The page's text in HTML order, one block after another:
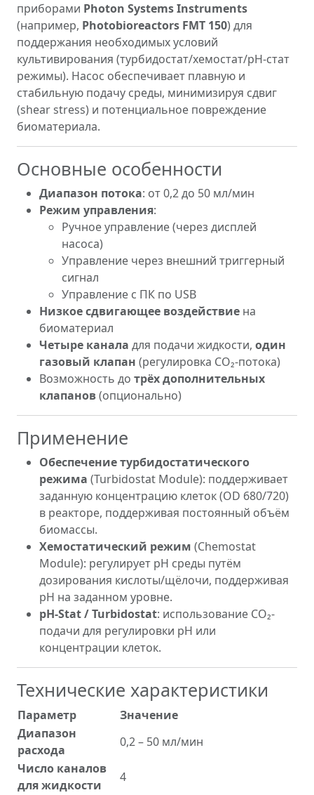
приборами Photon Systems Instruments
(например, Photobioreactors FMT 150) для
поддержания необходимых условий
культивирования (турбидостат/хемостат/рН-стат
режимы). Насос обеспечивает плавную и
стабильную подачу среды, минимизируя сдвиг
(shear stress) и потенциальное повреждение
биоматериала.
Основные особенности
Диапазон потока: от 0,2 до 50 мл/мин
Режим управления:
Ручное управление (через дисплей
насоса)
Управление через внешний триггерный
сигнал
Управление с ПК по USB
Низкое сдвигающее воздействие на
биоматериал
Четыре канала для подачи жидкости, один
газовый клапан (регулировка CO₂-потока)
Возможность до трёх дополнительных
клапанов(опционально)
Применение
Обеспечение турбидостатического
режима (Turbidostat Module): поддерживает
заданную концентрацию клеток (OD 680/720)
в реакторе, поддерживая постоянный объём
биомассы.
Хемостатический режим (Chemostat
Module): регулирует pH среды путём
дозирования кислоты/щёлочи, поддерживая
pH на заданном уровне.
pH-Stat / Turbidostat: использование CO₂-
подачи для регулировки pH или
концентрации клеток.
Технические характеристики
Параметр
Значение
Диапазон
расхода
0,2 – 50 мл/мин
Число каналов
для жидкости
4